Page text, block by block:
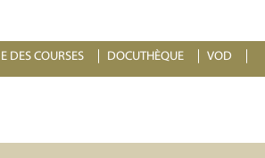
DES COURSES DOCUTHÈQUE VOD